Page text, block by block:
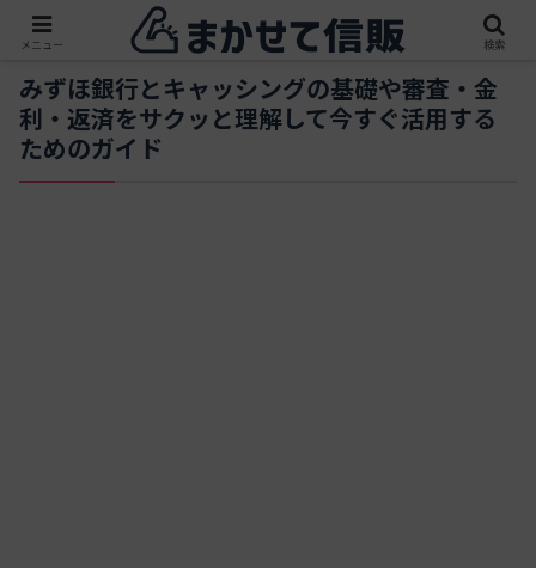
みずほ銀行とキャッシングの基礎や審査・金
利・返済をサクッと理解して今すぐ活用する
ためのガイド
メニュー 検索